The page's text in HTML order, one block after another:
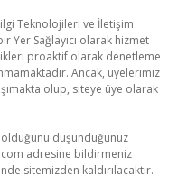
Teknolojileri ve İletişim
Yer Sağlayıcı olarak hizmet
proaktif olarak denetleme
Ancak, üyelerimiz
olup, siteye üye olarak
olduğunu düşündüğünüz
adresine bildirmeniz
sitemizden kaldırılacaktır.